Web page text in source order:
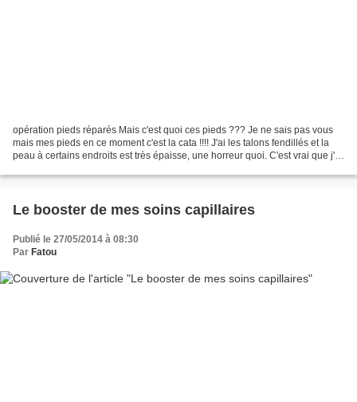
opération pieds réparés Mais c'est quoi ces pieds ??? Je ne sais pas vous
mais mes pieds en ce moment c'est la cata !!!! J'ai les talons fendillés et la
peau à certains endroits est très épaisse, une horreur quoi. C'est vrai que j'ai
Le booster de mes soins capillaires
Publié le 27/05/2014 à 08:30
Par Fatou